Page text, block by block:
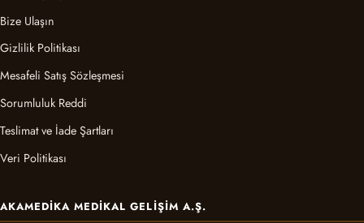
Bize Ulaşın
Gizlilik Politikası
Mesafeli Satış Sözleşmesi
Sorumluluk Reddi
Teslimat ve İade Şartları
Veri Politikası
AKAMEDIKA MEDIKAL GELIŞIM A.Ş.